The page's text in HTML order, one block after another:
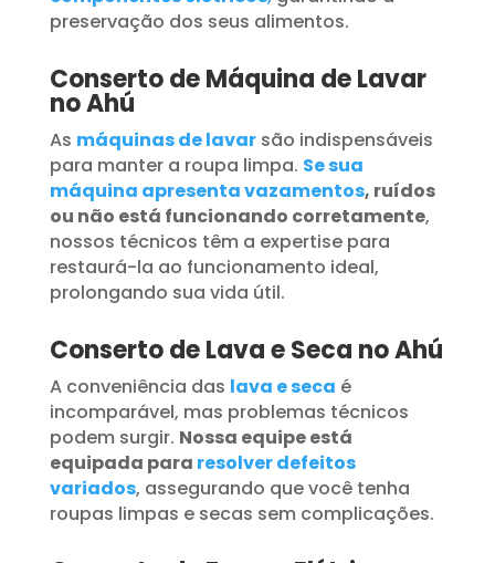
preservação dos seus alimentos.
Conserto de Máquina de Lavar
no Ahú
As máquinas de lavar são indispensáveis
para manter a roupa limpa. Se sua
máquina apresenta vazamentos, ruídos
ou não está funcionando corretamente,
nossos técnicos têm a expertise para
restaurá-la ao funcionamento ideal,
prolongando sua vida útil.
Conserto de Lava e Seca no Ahú
A conveniência das lava e seca é
incomparável, mas problemas técnicos
podem surgir. Nossa equipe está
equipada para resolver defeitos
variados, assegurando que você tenha
roupas limpas e secas sem complicações.